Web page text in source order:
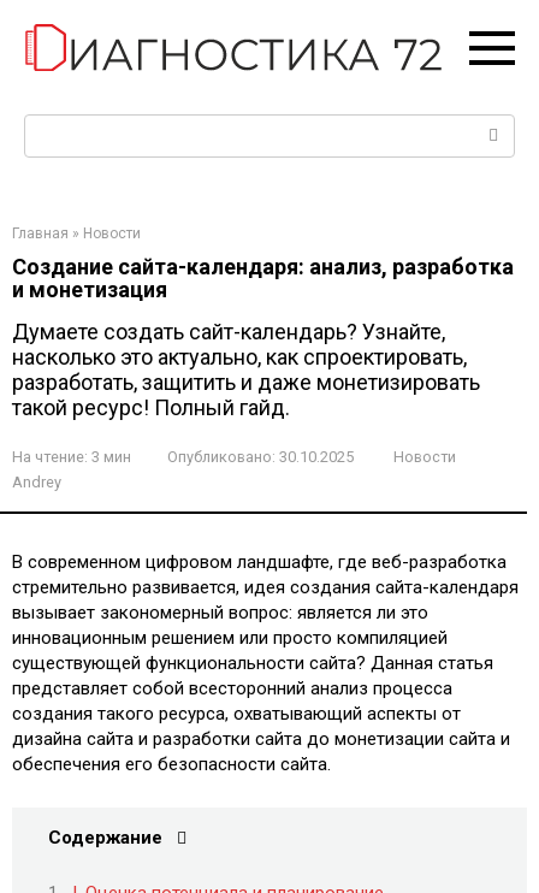
контенту
Главная » Новости
Создание сайта-календаря: анализ, разработка
и монетизация
Думаете создать сайт-календарь? Узнайте,
насколько это актуально, как спроектировать,
разработать, защитить и даже монетизировать
такой ресурс! Полный гайд.
На чтение: 3 мин Опубликовано: 30.10.2025
Новости
Andrey
В современном цифровом ландшафте, где веб-разработка
стремительно развивается, идея создания сайта-календаря
вызывает закономерный вопрос: является ли это
инновационным решением или просто компиляцией
существующей функциональности сайта? Данная статья
представляет собой всесторонний анализ процесса
создания такого ресурса, охватывающий аспекты от
дизайна сайта и разработки сайта до монетизации сайта и
обеспечения его безопасности сайта.
Содержание